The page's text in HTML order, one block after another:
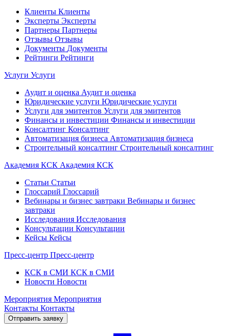
Клиенты Клиенты
Эксперты Эксперты
Партнеры Партнеры
Отзывы Отзывы
Документы Документы
Рейтинги Рейтинги
Услуги Услуги
Аудит и оценка Аудит и оценка
Юридические услуги Юридические услуги
Услуги для эмитентов Услуги для эмитентов
Финансы и инвестиции Финансы и инвестиции
Консалтинг Консалтинг
Автоматизация бизнеса Автоматизация бизнеса
Строительный консалтинг Строительный консалтинг
Академия КСК Академия КСК
Статьи Статьи
Глоссарий Глоссарий
Вебинары и бизнес завтраки Вебинары и бизнес
завтраки
Исследования Исследования
Консультации Консультации
Кейсы Кейсы
Пресс-центр Пресс-центр
КСК в СМИ КСК в СМИ
Новости Новости
Мероприятия Мероприятия
Контакты Контакты
Отправить заявку